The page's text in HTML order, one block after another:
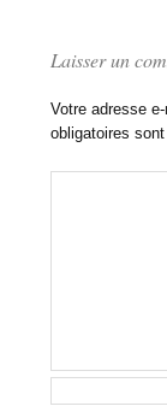
Laisser un
Votre adresse
obligatoires